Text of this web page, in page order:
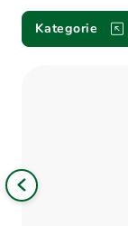
Kategorie